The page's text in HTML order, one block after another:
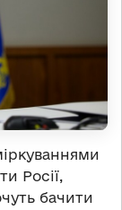
Росії,
бачити